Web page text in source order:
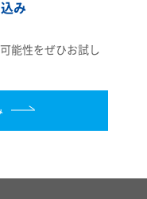
み
能性をぜひお試し